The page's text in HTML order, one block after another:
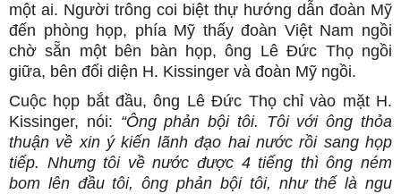
một ai. Người trông coi biệt thự hướng dẫn đoàn Mỹ
đến phòng họp, phía Mỹ thấy đoàn Việt Nam ngồi
chờ sẵn một bên bàn họp, ông Lê Đức Thọ ngồi
giữa, bên đối diện H. Kissinger và đoàn Mỹ ngồi.
Cuộc họp bắt đầu, ông Lê Đức Thọ chỉ vào mặt H.
Kissinger, nói: “Ông phản bội tôi. Tôi với ông thỏa
thuận về xin ý kiến lãnh đạo hai nước rồi sang họp
tiếp. Nhưng tôi về nước được 4 tiếng thì ông ném
bom lên đầu tôi, ông phản bội tôi, như thế là ngu